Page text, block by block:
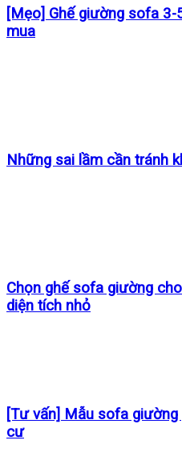
[Mẹo] Ghế giường sofa
mua
Những sai lầm cần tránh
Chọn ghế sofa giường
diện tích nhỏ
[Tư vấn] Mẫu sofa
cư